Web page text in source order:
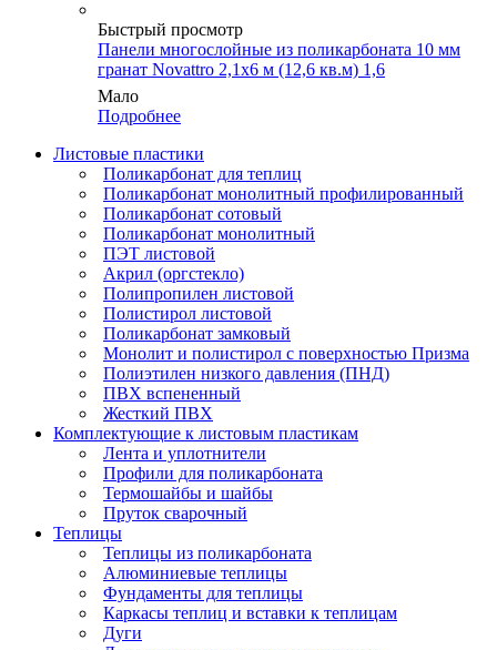
Быстрый просмотр
Панели многослойные из поликарбоната 10 мм
гранат Novattro 2,1х6 м (12,6 кв.м) 1,6
Мало
Подробнее
Листовые пластики
Поликарбонат для теплиц
Поликарбонат монолитный профилированный
Поликарбонат сотовый
Поликарбонат монолитный
ПЭТ листовой
Акрил (оргстекло)
Полипропилен листовой
Полистирол листовой
Поликарбонат замковый
Монолит и полистирол с поверхностью Призма
Полиэтилен низкого давления (ПНД)
ПВХ вспененный
Жесткий ПВХ
Комплектующие к листовым пластикам
Лента и уплотнители
Профили для поликарбоната
Термошайбы и шайбы
Пруток сварочный
Теплицы
Теплицы из поликарбоната
Алюминиевые теплицы
Фундаменты для теплицы
Каркасы теплиц и вставки к теплицам
Дуги